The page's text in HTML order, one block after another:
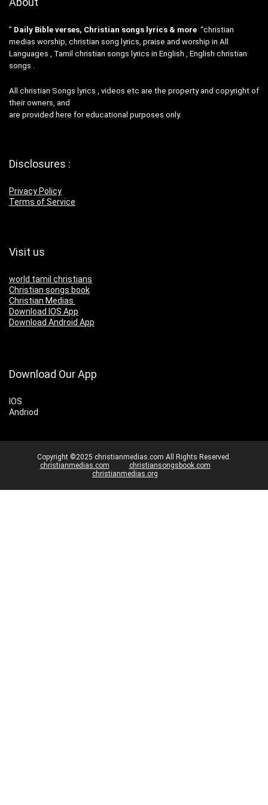
” Daily Bible verses, Christian songs lyrics & more “christian
medias worship, christian song lyrics, praise and worship in All
Languages , Tamil christian songs lyrics in English , English christian
songs .
All christian Songs lyrics , videos etc are the property and copyright of
their owners, and
are provided here for educational purposes only.
Disclosures :
Privacy Policy
Terms of Service
Visit us
world tamil christians
Christian songs book
Christian Medias
Download IOS App
Download Android App
Download Our App
IOS
Andriod
Copyright ©2025 christianmedias.com All Rights Reserved.
christianmedias.com
christiansongsbook.com
christianmedias.org